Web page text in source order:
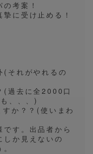
考案！
に受け止める！
(それがやれるの
(過去に全2000口
、、、)
か？？(使いまわ
です。出品者から
か見えないの